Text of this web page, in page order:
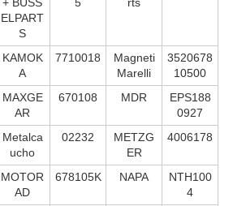
ELPART
S
KAMOK
A
7710018
Magneti
Marelli
3520678
10500
MAXGE
AR
670108 MDR
EPS188
0927
Metalca
ucho
02232
METZG
ER
4006178
MOTOR
AD
678105K NAPA
NTH100
4